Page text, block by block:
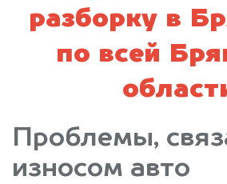
разборку в
по всей
Проблемы,
износом авто